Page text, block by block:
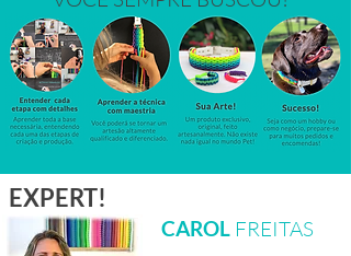
EXPERT!
CAROL FREITAS